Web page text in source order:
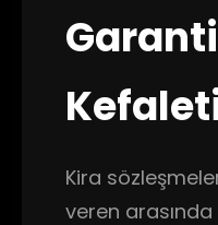
Kira
veren